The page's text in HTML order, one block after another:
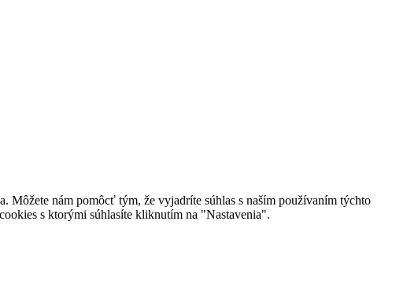
Môžete nám pomôcť tým, že vyjadríte súhlas s naším používaním týchto
s ktorými súhlasíte kliknutím na "Nastavenia".